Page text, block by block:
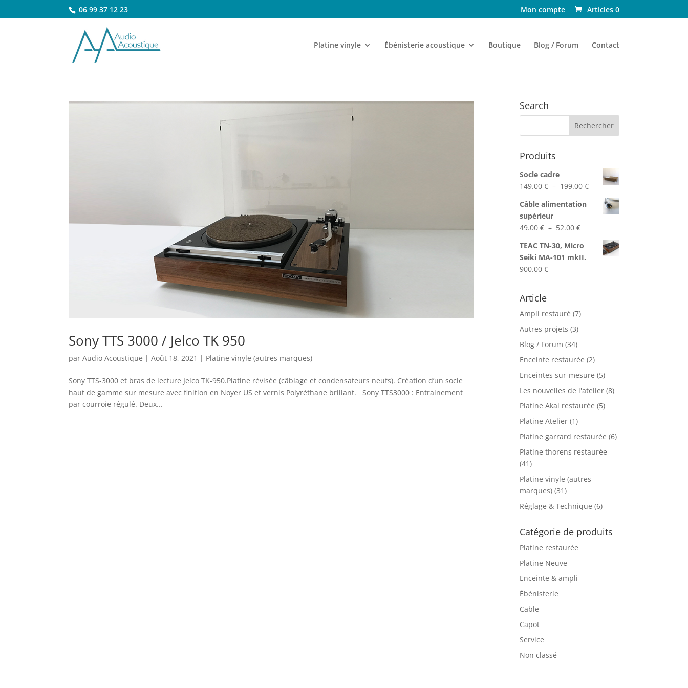
06 99 37 12 23 Mon compte Articles 0
Platine vinyle Ébénisterie acoustique Boutique Blog / Forum Contact
Sony TTS 3000 / Jelco TK 950
parAudio Acoustique |Août 18, 2021 | Platine vinyle (autres marques)
Sony TTS-3000 et bras de lecture Jelco TK-950.Platine révisée (câblage et condensateurs neufs). Création d’un socle
haut de gamme sur mesure avec finition en Noyer US et vernis Polyréthane brillant. Sony TTS3000 : Entrainement
par courroie régulé. Deux...
Search
Produits
Socle cadre
149.00€ – 199.00€Plage
prix :
199.00 €
Câble alimentation
supérieur
49.00€ – 52.00€Plage
prix :
49.00 €
TEAC TN-30, Micro
Seiki MA-101 mkII.
900.00€
Article
Ampli restauré (7)
Autres projets (3)
Blog / Forum (34)
Enceinte restaurée (2)
Enceintes sur-mesure (5)
Les nouvelles de l'atelier (8)
Platine Akai restaurée (5)
Platine Atelier (1)
Platine garrard restaurée (6)
Platine thorens restaurée
(41)
Platine vinyle (autres
marques) (31)
Réglage & Technique (6)
Catégorie de produits
Platine restaurée
Platine Neuve
Enceinte & ampli
Ébénisterie
Cable
Capot
Service
Non classé